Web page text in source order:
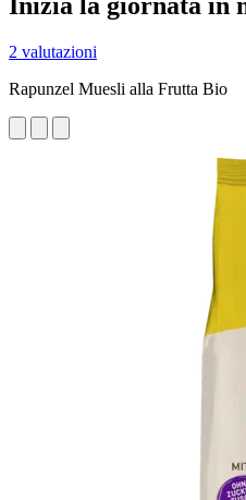
2 valutazioni
Rapunzel Muesli alla Frutta Bio